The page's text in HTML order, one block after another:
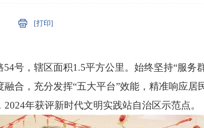
[打印]
号，辖区面积1.5平方公里。始终坚持“服务
合，充分发挥“五大平台”效能，精准响应居
年获评新时代文明实践站自治区示范点。